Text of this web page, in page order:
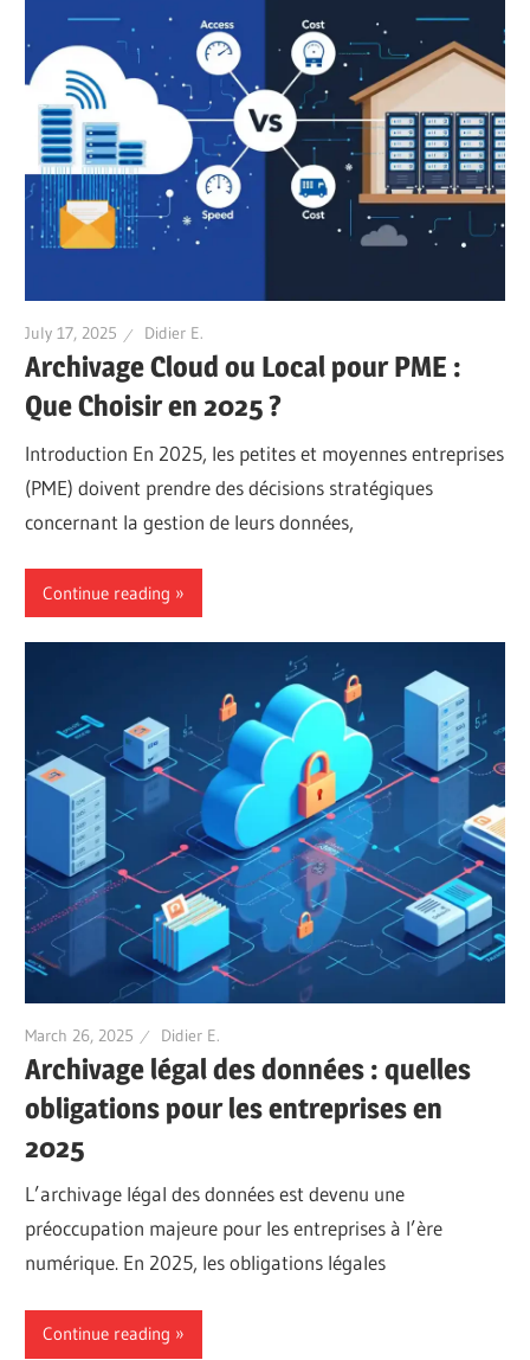
July 17, 2025 Didier E.
Archivage Cloud ou Local pour PME :
Que Choisir en 2025 ?
Introduction En 2025, les petites et moyennes entreprises
(PME) doivent prendre des décisions stratégiques
concernant la gestion de leurs données,
Continue reading
March 26, 2025 Didier E.
Archivage légal des données : quelles
obligations pour les entreprises en
2025
L’archivage légal des données est devenu une
préoccupation majeure pour les entreprises à l’ère
numérique. En 2025, les obligations légales
Continue reading